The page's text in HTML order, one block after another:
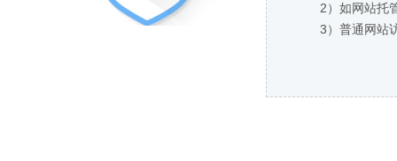
2）如网站托
3）普通网站